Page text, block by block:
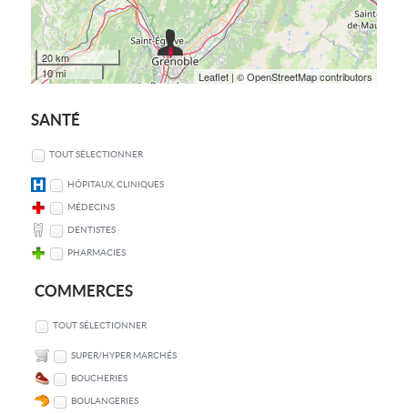
20 km
10 mi
Leaflet| © OpenStreetMap contributors
SANTÉ
TOUT SÉLECTIONNER
HÔPITAUX, CLINIQUES
MÉDECINS
DENTISTES
PHARMACIES
COMMERCES
TOUT SÉLECTIONNER
SUPER/HYPER MARCHÉS
BOUCHERIES
BOULANGERIES